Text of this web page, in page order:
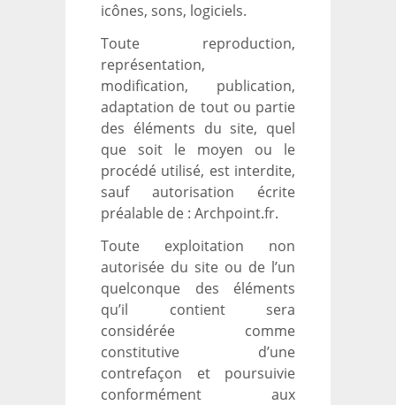
icônes, sons, logiciels.
Toute reproduction,
représentation,
modification, publication,
adaptation de tout ou partie
des éléments du site, quel
que soit le moyen ou le
procédé utilisé, est interdite,
sauf autorisation écrite
préalable de : Archpoint.fr.
Toute exploitation non
autorisée du site ou de l’un
quelconque des éléments
qu’il contient sera
considérée comme
constitutive d’une
contrefaçon et poursuivie
conformément aux